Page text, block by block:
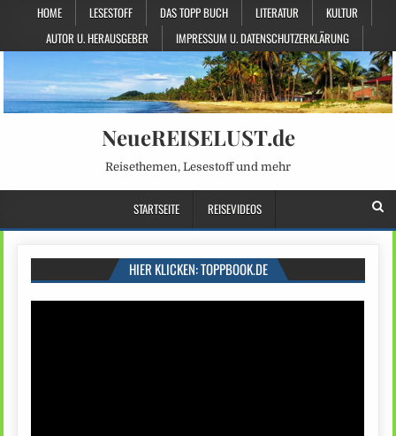
HOME LESESTOFF DAS TOPP BUCH LITERATUR
KULTUR
AUTOR U. HERAUSGEBER
IMPRESSUM U. DATENSCHUTZERKLÄRUNG
NeueREISELUST.de
Reisethemen, Lesestoff und mehr
STARTSEITE REISEVIDEOS
HIER KLICKEN: TOPPBOOK.DE